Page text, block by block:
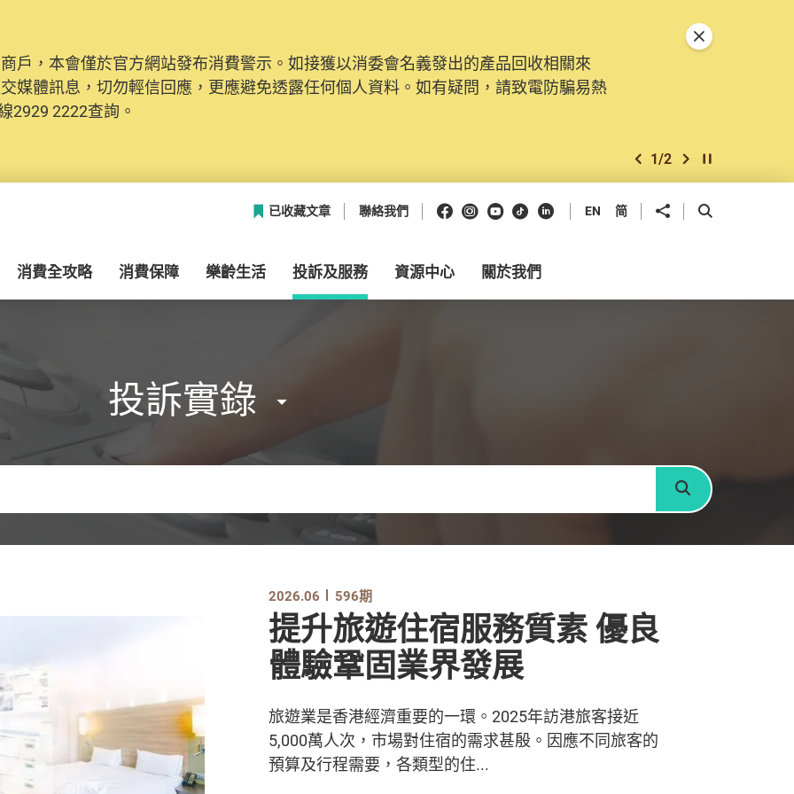
戶，本會僅於官方網站發布消費警示。如接獲以消委會名義發出的產品回收相關來
媒體訊息，切勿輕信回應，更應避免透露任何個人資料。如有疑問，請致電防騙易熱
2929 2222查詢。
上一個
1/2 下一個開始/暫停幻燈
關閉特別通告
已收藏文章 聯絡我們 Facebook
Instagram
Youtube
抖音領英 EN 简 分享到 開啟搜尋框
消費全攻略 消費保障 樂齡生活 投訴及服務 資源中心 關於我們
投訴實錄
搜尋
2026.06 596期
提升旅遊住宿服務質素 優良
體驗鞏固業界發展
旅遊業是香港經濟重要的一環。2025年訪港旅客接近
5,000萬人次，市場對住宿的需求甚殷。因應不同旅客的
預算及行程需要，各類型的住...